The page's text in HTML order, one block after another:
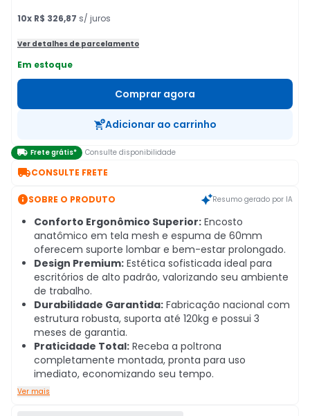
10x R$ 326,87 s/ juros
Ver detalhes de parcelamento
Em estoque
Comprar agora
Adicionar ao carrinho
 Frete grátis* Consulte disponibilidade
CONSULTE FRETE
SOBRE O PRODUTO Resumo gerado por IA
Conforto Ergonômico Superior: Encosto
anatômico em tela mesh e espuma de 60mm
oferecem suporte lombar e bem-estar prolongado.
Design Premium: Estética sofisticada ideal para
escritórios de alto padrão, valorizando seu ambiente
de trabalho.
Durabilidade Garantida: Fabricação nacional com
estrutura robusta, suporta até 120kg e possui 3
meses de garantia.
Praticidade Total: Receba a poltrona
completamente montada, pronta para uso
imediato, economizando seu tempo.
Ver mais